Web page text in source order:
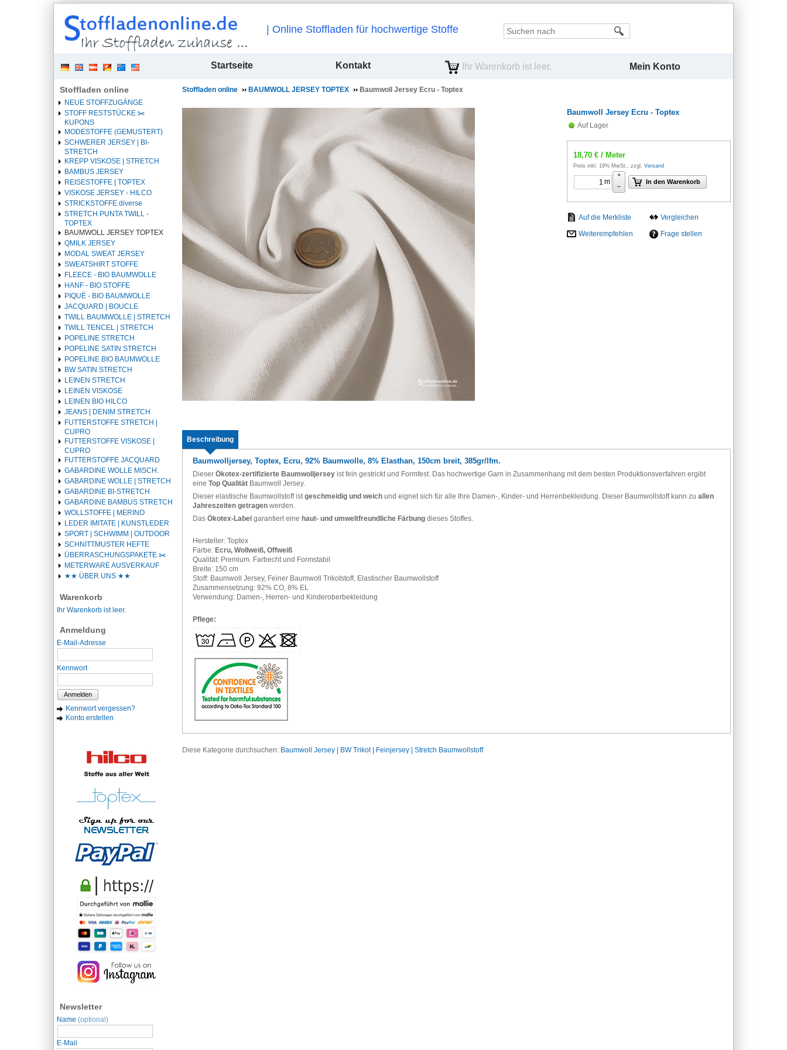
| Online Stoffladen für hochwertige Stoffe
Startseite Kontakt Ihr Warenkorb ist leer. Mein Konto
Stoffladen online
NEUE STOFFZUGÄNGE
STOFF RESTSTÜCKE ✂️️
KUPONS
MODESTOFFE (GEMUSTERT)
SCHWERER JERSEY | BI-
STRETCH
KREPP VISKOSE | STRETCH
BAMBUS JERSEY
REISESTOFFE | TOPTEX
VISKOSE JERSEY - HILCO
STRICKSTOFFE diverse
STRETCH PUNTA TWILL -
TOPTEX
BAUMWOLL JERSEY TOPTEX
QMILK JERSEY
MODAL SWEAT JERSEY
SWEATSHIRT STOFFE
FLEECE - BIO BAUMWOLLE
HANF - BIO STOFFE
PIQUÉ - BIO BAUMWOLLE
JACQUARD | BOUCLE
TWILL BAUMWOLLE | STRETCH
TWILL TENCEL | STRETCH
POPELINE STRETCH
POPELINE SATIN STRETCH
POPELINE BIO BAUMWOLLE
BW SATIN STRETCH
LEINEN STRETCH
LEINEN VISKOSE
LEINEN BIO HILCO
JEANS | DENIM STRETCH
FUTTERSTOFFE STRETCH |
CUPRO
FUTTERSTOFFE VISKOSE |
CUPRO
FUTTERSTOFFE JACQUARD
GABARDINE WOLLE MISCH.
GABARDINE WOLLE | STRETCH
GABARDINE BI-STRETCH
GABARDINE BAMBUS STRETCH
WOLLSTOFFE | MERINO
LEDER IMITATE | KUNSTLEDER
SPORT | SCHWIMM | OUTDOOR
SCHNITTMUSTER HEFTE
ÜBERRASCHUNGSPAKETE ✂️️
METERWARE AUSVERKAUF
★★ ÜBER UNS ★★
Warenkorb
Ihr Warenkorb ist leer.
Anmeldung
E-Mail-Adresse
Kennwort
Anmelden
Kennwort vergessen?
Konto erstellen
Newsletter
Name (optional)
E-Mail
Stoffladen online BAUMWOLL JERSEY TOPTEX Baumwoll Jersey Ecru - Toptex
Baumwoll Jersey Ecru - Toptex
Auf Lager
18,70 € / Meter
Preis inkl. 19% MwSt., zzgl. Versand
m
+
–
In den Warenkorb
Vergleichen
Weiterempfehlen
Frage stellen
Beschreibung
Baumwolljersey, Toptex, Ecru, 92% Baumwolle, 8% Elasthan, 150cm breit, 385gr/lfm.
Dieser Ökotex-zertifizierte Baumwolljerseyist fein gestrickt und Formfest. Das hochwertige Garn in Zusammenhang mit dem besten Produktionsverfahren ergibt
eine Top Qualität Baumwoll Jersey.
Dieser elastische Baumwollstoff ist geschmeidig und weichund eignet sich für alle Ihre Damen-, Kinder- und Herrenbekleidung. Dieser Baumwollstoff kann zu allen
Jahreszeiten getragen werden.
Das Ökotex-Labelgarantiert eine haut- und umweltfreundliche Färbungdieses Stoffes.
Hersteller: Toptex
Farbe: Ecru, Wollweiß, Offweiß
Qualität: Premium. Farbecht und Formstabil
Breite: 150 cm
Stoff: Baumwoll Jersey, Feiner Baumwoll Trikotstoff, Elastischer Baumwollstoff
Zusammensetzung: 92% CO, 8% EL
Verwendung: Damen-, Herren- und Kinderoberbekleidung
Pflege:
Diese Kategorie durchsuchen: Baumwoll Jersey | BW Trikot | Feinjersey | Stretch Baumwollstoff